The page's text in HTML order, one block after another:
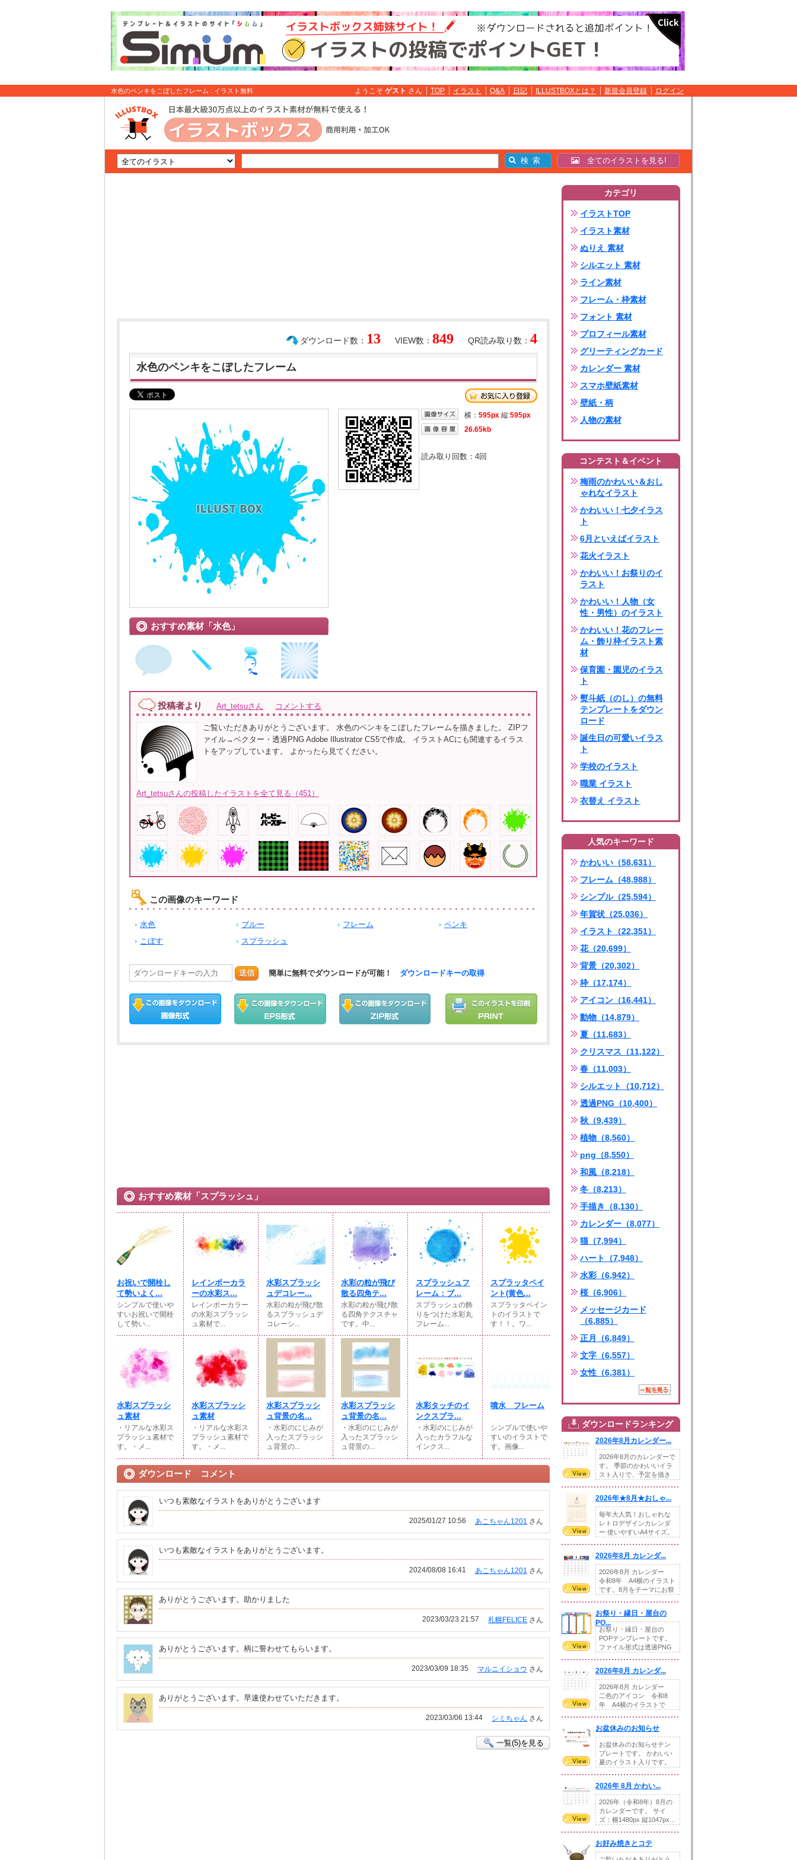
水色のペンキをこぼしたフレーム : イラスト無料 ようこそ ゲスト さん TOP イラスト Q&A 日記 ILLUSTBOXとは？ 新規会員登録 ログイン
全てのイラストを見る!
QR読み取り数： 4
VIEW数： 849
ダウンロード数： 13
水色のペンキをこぼしたフレーム
おすすめ素材「水色」
横： 595px 縦:595px
26.65kb
読み取り回数： 4回
投稿者より Art_tetsuさん コメントする
ご覧いただきありがとうございます。 水色のペンキをこぼしたフレームを描きました。 ZIPフ
ァイル→ベクター・透過PNG Adobe Illustrator CS5で作成。 イラストACにも関連するイラス
トをアップしています。 よかったら見てください。
Art_tetsuさんの投稿したイラストを全て見る（451）
この画像のキーワード
水色 ブルー フレーム
ペンキ
こぼす
スプラッシュ
送信 簡単に無料でダウンロードが可能！ ダウンロードキーの取得
おすすめ素材「スプラッシュ」
お祝いで開栓し
て勢いよく...
シンプルで使いや
すいお祝いで開栓
して勢い...
レインボーカラ
ーの水彩ス...
レインボーカラー
の水彩スプラッシ
ュ素材で...
水彩スプラッシ
ュデコレー...
水彩の粒が飛び散
るスプラッシュデ
コレーシ...
水彩の粒が飛び
散る四角テ...
水彩の粒が飛び散
る四角テクスチャ
です。中...
スプラッシュフ
レーム：ブ...
スプラッシュの飾
りをつけた水彩丸
フレーム...
スプラッタペイ
ント(黄色...
スプラッタペイン
トのイラストで
す！！。ワ...
水彩スプラッシ
ュ素材
・リアルな水彩ス
プラッシュ素材で
す。・メ...
水彩スプラッシ
ュ素材
・リアルな水彩ス
プラッシュ素材で
す。・メ...
水彩スプラッシ
ュ背景の名...
・水彩のにじみが
入ったスプラッシ
ュ背景の...
水彩スプラッシ
ュ背景の名...
・水彩のにじみが
入ったスプラッシ
ュ背景の...
水彩タッチのイ
ンクスプラ...
・水彩のにじみが
入ったカラフルな
インクス...
噴水 フレーム
シンプルで使いや
すいのイラストで
す。画像...
ダウンロード コメント
いつも素敵なイラストをありがとうございます
あこちゃん1201 さん
2025/01/27 10:56
いつも素敵なイラストをありがとうございます。
あこちゃん1201 さん
2024/08/08 16:41
ありがとうございます。助かりました
札幌FELICE さん
2023/03/23 21:57
ありがとうございます。柄に誓わせてもらいます。
マルニイショウ さん
2023/03/09 18:35
ありがとうございます。早速使わせていただきます。
シミちゃん さん
2023/03/06 13:44
一覧(5)を見る
カテゴリ
イラストTOP
イラスト素材
ぬりえ 素材
シルエット 素材
ライン素材
フレーム・枠素材
フォント 素材
プロフィール素材
グリーティングカード
カレンダー 素材
スマホ壁紙素材
壁紙・柄
人物の素材
コンテスト＆イベント
梅雨のかわいい＆おし
ゃれなイラスト
かわいい！七夕イラス
ト
6月といえばイラスト
花火イラスト
かわいい！お祭りのイ
ラスト
かわいい！人物（女
性・男性）のイラスト
かわいい！花のフレー
ム・飾り枠イラスト素
材
保育園・園児のイラス
ト
熨斗紙（のし）の無料
テンプレートをダウン
ロード
誕生日の可愛いイラス
ト
学校のイラスト
職業 イラスト
衣替え イラスト
人気のキーワード
かわいい（58,631）
フレーム（48,988）
シンプル（25,594）
年賀状（25,036）
イラスト（22,351）
花（20,699）
背景（20,302）
枠（17,174）
アイコン（16,441）
動物（14,879）
夏（11,683）
クリスマス（11,122）
春（11,003）
シルエット（10,712）
透過PNG（10,400）
秋（9,439）
植物（8,560）
png（8,550）
和風（8,218）
冬（8,213）
手描き（8,130）
カレンダー（8,077）
猫（7,994）
ハート（7,948）
水彩（6,942）
桜（6,906）
メッセージカード
（6,885）
正月（6,849）
文字（6,557）
女性（6,381）
ダウンロードランキング
2026年8月カレンダー...
2026年8月のカレンダーで
す。 季節のかわいいイラ
スト入りで、予定を描き
2026年★8月★おしゃ...
毎年大人気！おしゃれな
レトロデザインカレンダ
ー 使いやすいA4サイズ。
2026年8月 カレンダ...
2026年8月 カレンダー
令和8年 A4横のイラスト
です。8月をテーマにお祭
お祭り・縁日・屋台の
PO...
お祭り・縁日・屋台の
POPテンプレートです。
ファイル形式は透過PNG
2026年8月 カレンダ...
2026年8月 カレンダー
二色のアイコン 令和8
年 A4横のイラストで
お盆休みのお知らせ
お盆休みのお知らせテン
プレートです。 かわいい
夏のイラスト入りです。
2026年 8月 かわい...
2026年（令和8年）8月の
カレンダーです。 サイ
ズ：横1480px 縦1047px...
お好み焼きとコテ